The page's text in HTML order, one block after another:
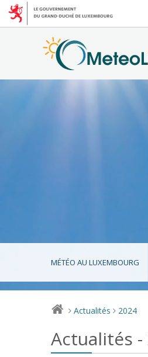
MÉTÉO AU LUXEMBOURG
> Actualités > 2024
Actualités -